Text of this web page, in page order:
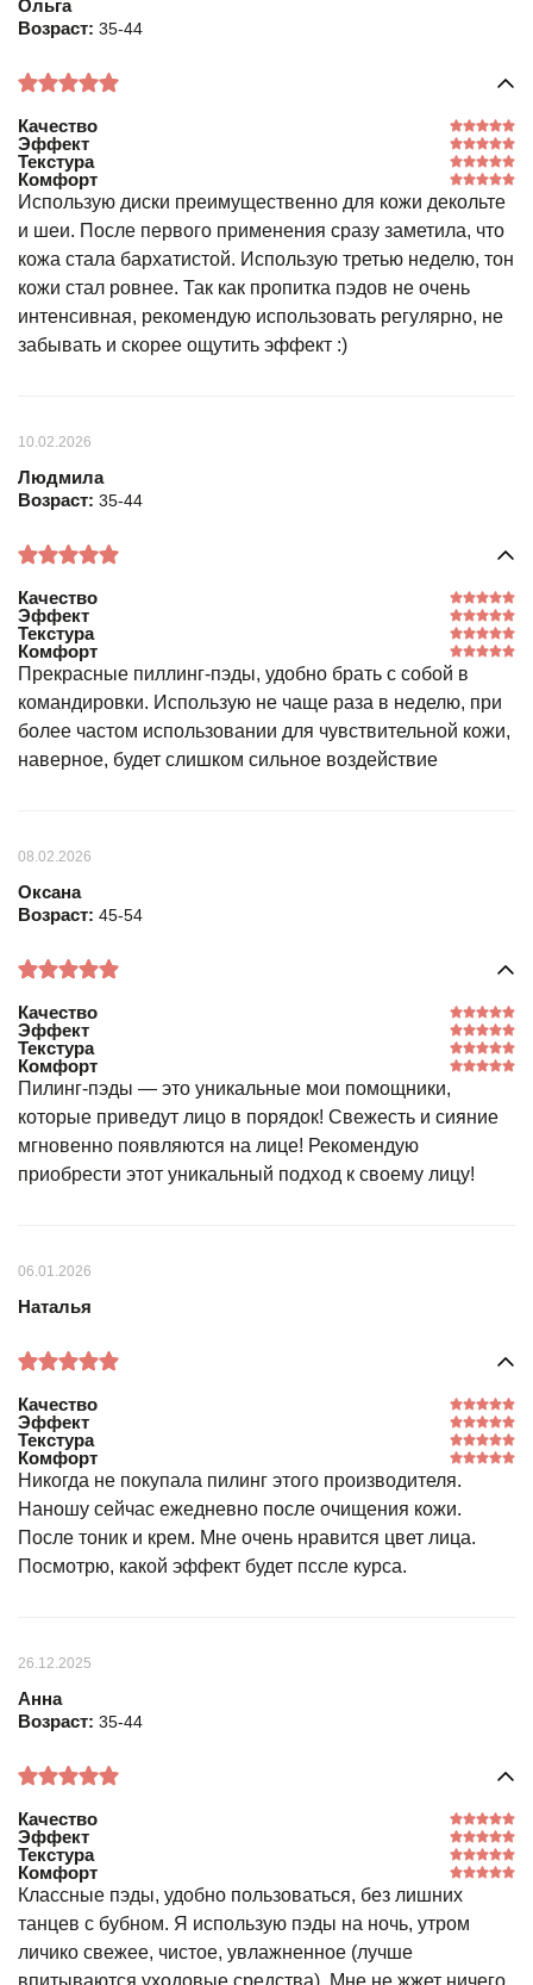
Ольга
Возраст: 35-44
Качество
Эффект
Текстура
Комфорт
Использую диски преимущественно для кожи декольте
и шеи. После первого применения сразу заметила, что
кожа стала бархатистой. Использую третью неделю, тон
кожи стал ровнее. Так как пропитка пэдов не очень
интенсивная, рекомендую использовать регулярно, не
забывать и скорее ощутить эффект :)
10.02.2026
Людмила
Возраст: 35-44
Качество
Эффект
Текстура
Комфорт
Прекрасные пиллинг-пэды, удобно брать с собой в
командировки. Использую не чаще раза в неделю, при
более частом использовании для чувствительной кожи,
наверное, будет слишком сильное воздействие
08.02.2026
Оксана
Возраст: 45-54
Качество
Эффект
Текстура
Комфорт
Пилинг-пэды — это уникальные мои помощники,
которые приведут лицо в порядок! Свежесть и сияние
мгновенно появляются на лице! Рекомендую
приобрести этот уникальный подход к своему лицу!
06.01.2026
Наталья
Качество
Эффект
Текстура
Комфорт
Никогда не покупала пилинг этого производителя.
Наношу сейчас ежедневно после очищения кожи.
После тоник и крем. Мне очень нравится цвет лица.
Посмотрю, какой эффект будет пссле курса.
26.12.2025
Анна
Возраст: 35-44
Качество
Эффект
Текстура
Комфорт
Классные пэды, удобно пользоваться, без лишних
танцев с бубном. Я использую пэды на ночь, утром
личико свежее, чистое, увлажненное (лучше
впитываются уходовые средства). Мне не жжет ничего,